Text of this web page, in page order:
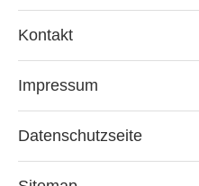
Kontakt
Impressum
Datenschutzseite